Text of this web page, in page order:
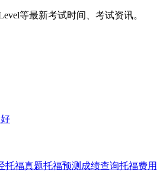
等最新考试时间、考试资讯。
托福真题托福预测 成绩查询托福费用